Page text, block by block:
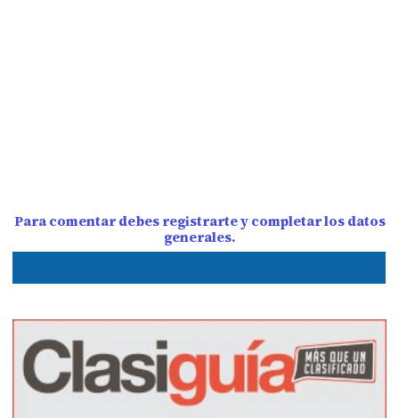
Para comentar debes registrarte y completar los datos
generales.